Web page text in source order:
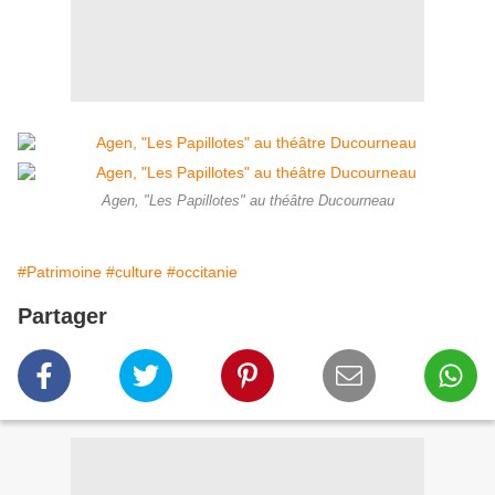
Agen, "Les Papillotes" au théâtre Ducourneau
#Patrimoine #culture #occitanie
Partager